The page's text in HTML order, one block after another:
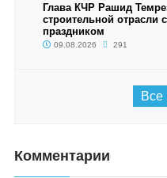
Глава КЧР Рашид
строительной
праздником
09.08.2026 291
Все
Комментарии